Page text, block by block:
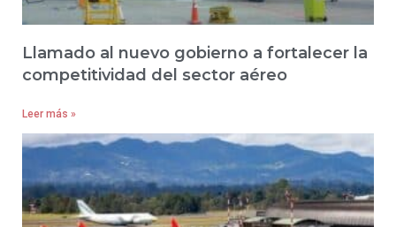
Llamado al nuevo gobierno a fortalecer la
competitividad del sector aéreo
Leer más »